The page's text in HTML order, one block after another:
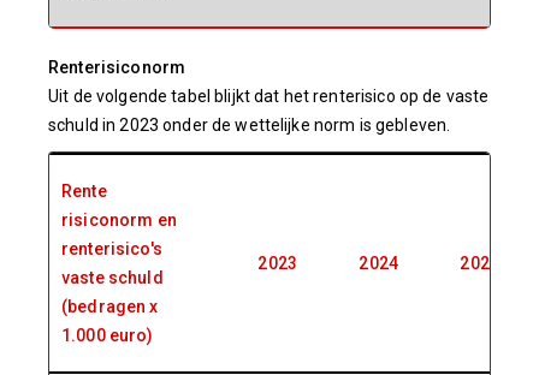
Renterisiconorm
Uit de volgende tabel blijkt dat het renterisico op de vaste
schuld in 2023 onder de wettelijke norm is gebleven.
Rente
risiconorm en
renterisico's
vaste schuld
(bedragen x
1.000 euro)
2023 2024 2025